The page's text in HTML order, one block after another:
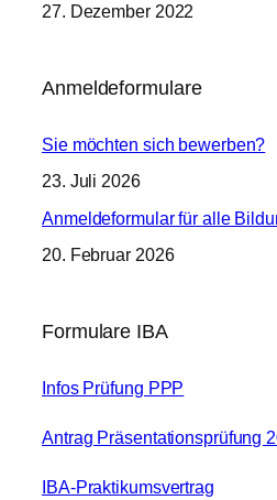
27. Dezember 2022
Anmeldeformulare
Sie möchten sich bewerben?
23. Juli 2026
Anmeldeformular für alle
20. Februar 2026
Formulare IBA
Infos Prüfung PPP
Antrag Präsentationsprüfung
IBA-Praktikumsvertrag